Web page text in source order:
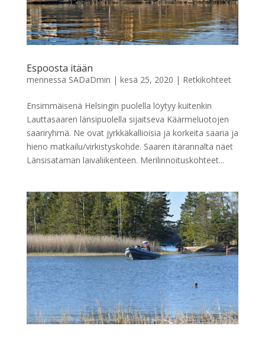
Espoosta itään
mennessä SADaDmin | kesä 25, 2020 | Retkikohteet
Ensimmäisenä Helsingin puolella löytyy kuitenkin
Lauttasaaren länsipuolella sijaitseva Käärmeluotojen
saariryhmä. Ne ovat jyrkkäkallioisia ja korkeita saaria ja
hieno matkailu/virkistyskohde. Saaren itärannalta näet
Länsisataman laivaliikenteen. Merilinnoituskohteet...